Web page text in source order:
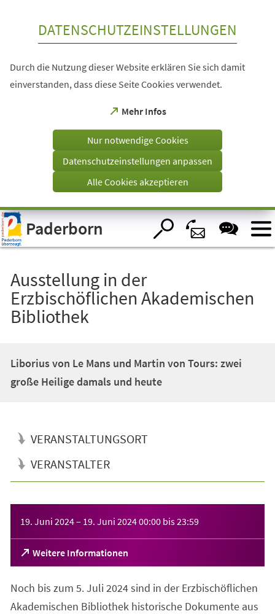
Visuelle
Assistenzsoftware
öffnen.
DATENSCHUTZEINSTELLUNGEN
Durch die Nutzung dieser Website erklären Sie sich damit
einverstanden, dass diese Seite Cookies verwendet.
Mehr Infos
(Öffnet
einem
Tab)
Nur notwendige Cookies
Datenschutzeinstellungen anpassen
Alle Cookies akzeptieren
Paderborn
Ausstellung in der
Erzbischöflichen Akademischen
Bibliothek
Liborius von Le Mans und Martin von Tours: zwei
große Heilige damals und heute
VERANSTALTUNGSORT
VERANSTALTER
19. Juni 2024– 19. Juni 202400:00 bis23:59
Weitere Informationen
(Öffnet
in
neuen
Tab)
Noch bis zum 5. Juli 2024 sind in der Erzbischöflichen
Akademischen Bibliothek historische Dokumente aus